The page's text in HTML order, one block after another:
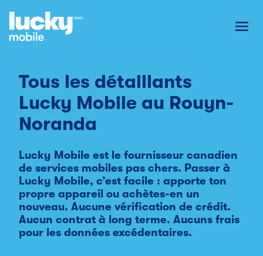
Tous les détaillants
Lucky Mobile au Rouyn-
Noranda
Lucky Mobile est le fournisseur canadien
de services mobiles pas chers. Passer à
Lucky Mobile, c’est facile : apporte ton
propre appareil ou achètes-en un
nouveau. Aucune vérification de crédit.
Aucun contrat à long terme. Aucuns frais
pour les données excédentaires.